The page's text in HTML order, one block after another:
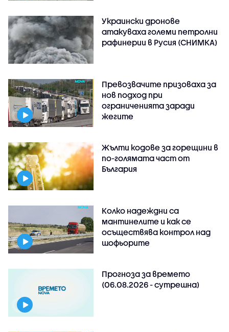
Украински дронове
атакуваха големи петролни
рафинерии в Русия (СНИМКА)
Превозвачите призоваха за
нов подход при
ограниченията заради
жегите
Жълти кодове за горещини в
по-голямата част от
България
Колко надеждни са
мантинелите и как се
осъществява контрол над
шофьорите
Прогноза за времето
(06.08.2026 - сутрешна)